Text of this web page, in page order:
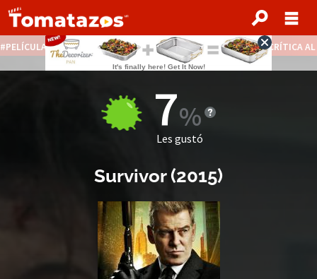
PELÍCULAS STREAMING GRATIS NOTICIAS DESTACADAS CRÍTICA
7
Les gustó
Survivor (2015)